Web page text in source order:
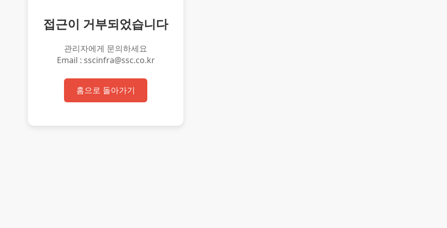
접근이 거부되었습니다
관리자에게 문의하세요
Email : sscinfra@ssc.co.kr
홈으로 돌아가기